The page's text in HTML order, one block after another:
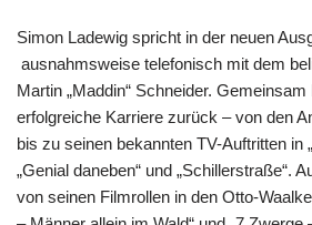
Simon Ladewig spricht in der neuen
ausnahmsweise telefonisch mit dem
Martin „Maddin“ Schneider.
erfolgreiche Karriere zurück – von den
bis zu seinen bekannten TV-Auftritten in
„Genial daneben“ und „Schillerstraße“.
von seinen Filmrollen in den Otto-